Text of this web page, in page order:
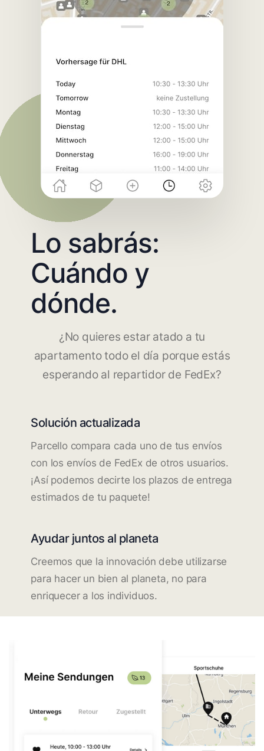
Lo sabrás:
Cuándo y
dónde.
¿No quieres estar atado a tu
apartamento todo el día porque estás
esperando al repartidor de FedEx?
Solución actualizada
Parcello compara cada uno de tus envíos
con los envíos de FedEx de otros usuarios.
¡Así podemos decirte los plazos de entrega
estimados de tu paquete!
Ayudar juntos al planeta
Creemos que la innovación debe utilizarse
para hacer un bien al planeta, no para
enriquecer a los individuos.